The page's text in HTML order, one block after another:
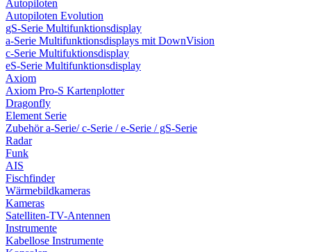
Autopiloten
Autopiloten Evolution
gS-Serie Multifunktionsdisplay
a-Serie Multifunktionsdisplays mit DownVision
c-Serie Multifuktionsdisplay
eS-Serie Multifunktionsdisplay
Axiom
Axiom Pro-S Kartenplotter
Dragonfly
Element Serie
Zubehör a-Serie/ c-Serie / e-Serie / gS-Serie
Radar
Funk
AIS
Fischfinder
Wärmebildkameras
Kameras
Satelliten-TV-Antennen
Instrumente
Kabellose Instrumente